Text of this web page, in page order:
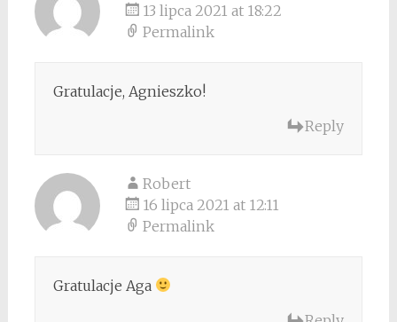
13 lipca 2021 at 18:22
Permalink
Gratulacje, Agnieszko!
Reply
Robert
16 lipca 2021 at 12:11
Permalink
Gratulacje Aga